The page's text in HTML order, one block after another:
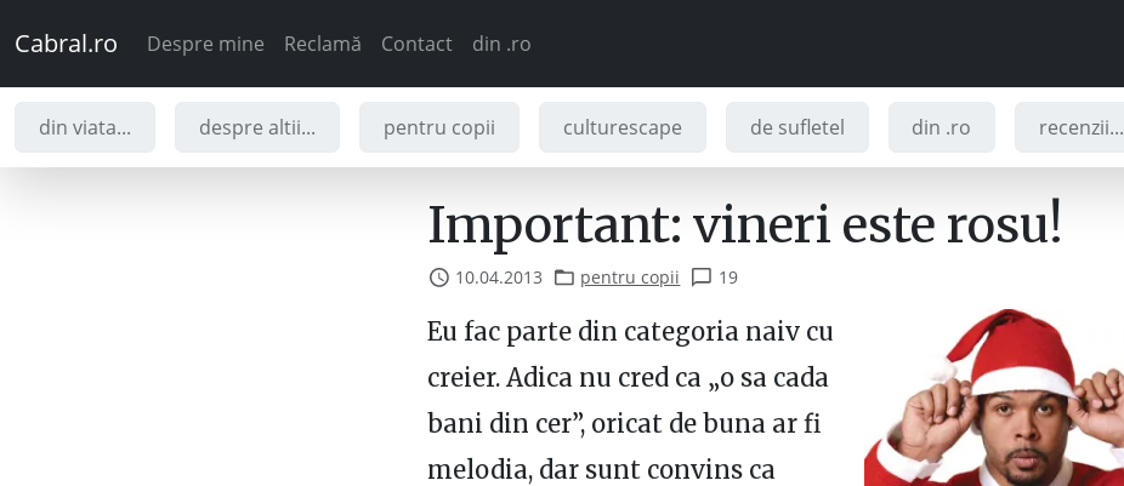
Cabral.ro Despre mine Reclamă Contact din .ro
din viata... despre altii... pentru copii culturescape de sufletel din .ro recenzii...
Important: vineri este rosu!
10.04.2013 pentru copii 19
Eu fac parte din categoria naiv cu
creier. Adica nu cred ca „o sa cada
bani din cer”, oricat de buna ar fi
melodia, dar sunt convins ca